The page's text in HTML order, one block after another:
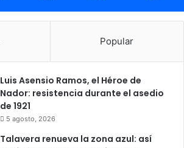
Popular
Luis Asensio Ramos, el Héroe de
Nador: resistencia durante el asedio
de 1921
5 agosto, 2026
Talavera renueva la zona azul: así